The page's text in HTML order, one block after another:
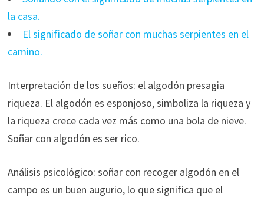
la casa.
El significado de soñar con muchas serpientes en el
camino.
Interpretación de los sueños: el algodón presagia
riqueza. El algodón es esponjoso, simboliza la riqueza y
la riqueza crece cada vez más como una bola de nieve.
Soñar con algodón es ser rico.
Análisis psicológico: soñar con recoger algodón en el
campo es un buen augurio, lo que significa que el